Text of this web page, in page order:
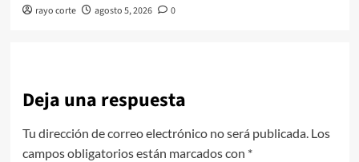
rayo corte agosto 5, 2026 0
Deja una respuesta
Tu dirección de correo electrónico no será publicada. Los
campos obligatorios están marcados con *